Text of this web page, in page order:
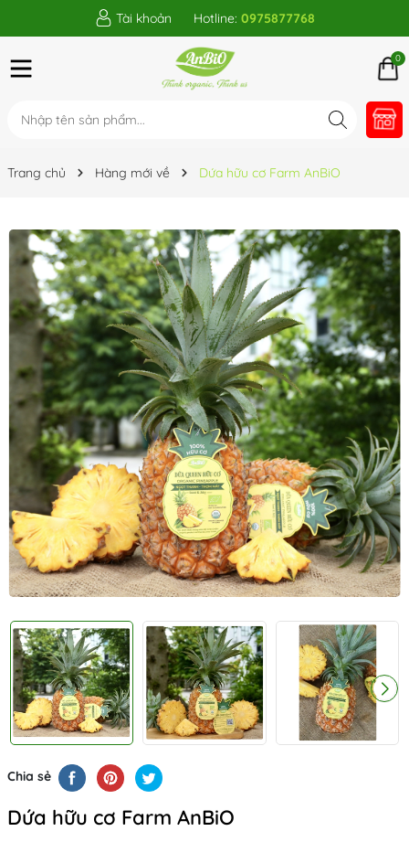
Tài khoản Hotline: 0975877768
0
Trang chủ Hàng mới về Dứa hữu cơ Farm AnBiO
Chia sẻ
Dứa hữu cơ Farm AnBiO